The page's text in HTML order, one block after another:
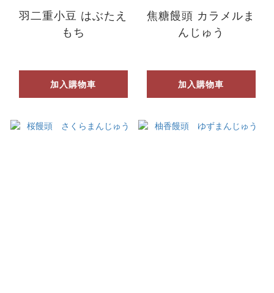
羽二重小豆 はぶたえ
もち
加入購物車
焦糖饅頭 カラメルま
んじゅう
加入購物車